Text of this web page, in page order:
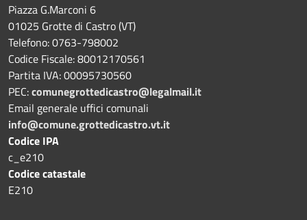
Piazza G.Marconi 6
01025 Grotte di Castro (VT)
Telefono: 0763-798002
Codice Fiscale: 80012170561
Partita IVA: 00095730560
PEC:comunegrottedicastro@legalmail.it
Email generale uffici comunali
info@comune.grottedicastro.vt.it
Codice IPA
c_e210
Codice catastale
E210